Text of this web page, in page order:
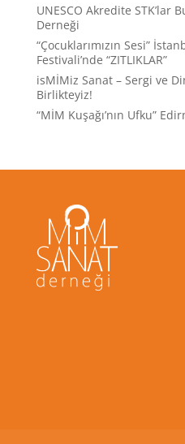
UNESCO Akredite STK’lar
Derneği
“Çocuklarımızın Sesi”
Festivali’nde “ZITLIKLAR”
isMİMiz Sanat – Sergi ve
Birlikteyiz!
“MİM Kuşağı’nın Ufku”